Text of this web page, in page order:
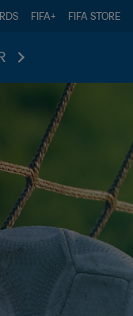
FIFA+ FIFA STORE